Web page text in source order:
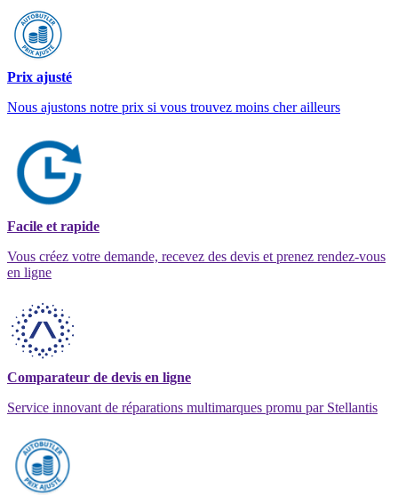
Prix ajusté
Nous ajustons notre prix si vous trouvez moins cher ailleurs
Facile et rapide
Vous créez votre demande, recevez des devis et prenez rendez-vous
en ligne
Comparateur de devis en ligne
Service innovant de réparations multimarques promu par Stellantis